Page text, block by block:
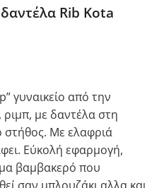
Rib Kota
γυναικείο από την
με δαντέλα στη
στήθος. Με ελαφριά
Εύκολή εφαρμογή,
βαμβακερό που
σαν μπλουζάκι αλλα και